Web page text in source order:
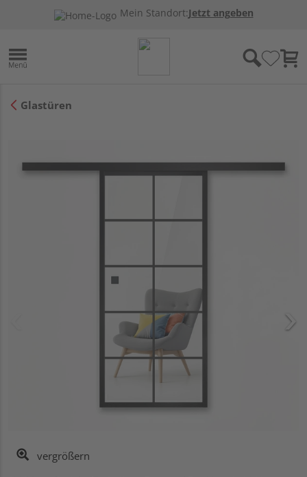
Mein Standort:Jetzt angeben
Glastüren
vergrößern